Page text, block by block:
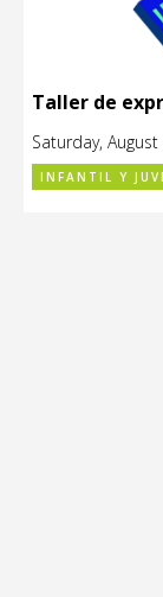
Taller de
Saturday, August
INFANTIL Y